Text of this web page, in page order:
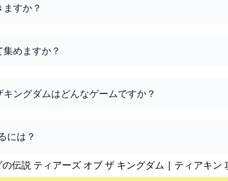
すか？
めますか？
ングダムはどんなゲームですか？
には？
伝説 ティアーズ オブ ザ キングダム | ティアキン